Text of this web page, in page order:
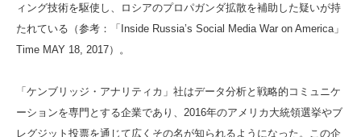
ィング技術を駆使し、ロシアのプロパガンダ拡散を補助した疑いが持
たれている（参考：「Inside Russia’s Social Media War on America」
Time MAY 18, 2017）。
「ケンブリッジ・アナリティカ」社はデータ分析と戦略的コミュニケ
ーションを専門とする企業であり、2016年のアメリカ大統領選挙やブ
レグジット投票を通じて広くその名が知られるようになった。この企